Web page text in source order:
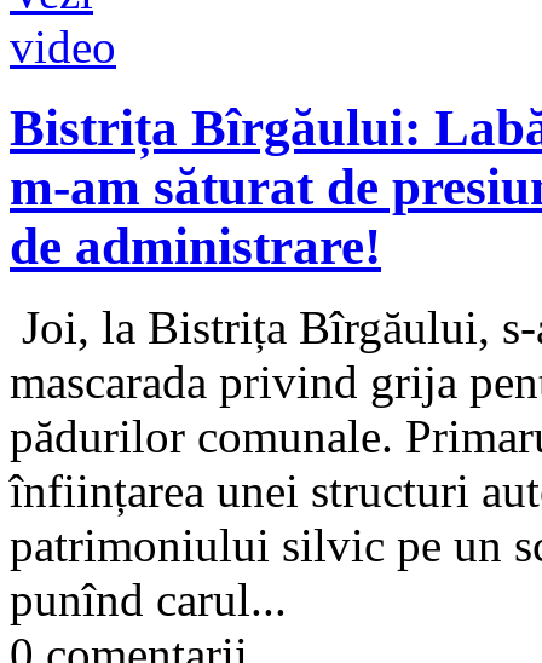
Bistrița Bîrgăului:
m-am săturat de
de administrare!
Joi, la Bistrița Bîrgăului,
mascarada privind grija
pădurilor comunale.
înființarea unei structuri
patrimoniului silvic pe un
punînd carul...